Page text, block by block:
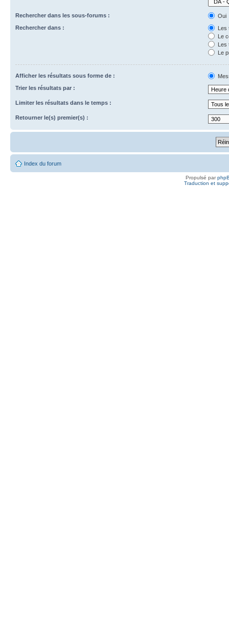
Rechercher dans les sous-forums :
Oui
Rechercher dans :
Les
Le
Les
Le
Afficher les résultats sous forme de :
Trier les résultats par :
Limiter les résultats dans le temps :
Retourner le(s) premier(s) :
Index du forum
Propulsé par
Traduction et